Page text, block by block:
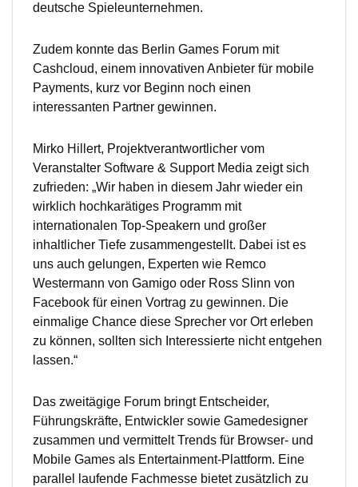
deutsche Spieleunternehmen.
Zudem konnte das Berlin Games Forum mit
Cashcloud, einem innovativen Anbieter für mobile
Payments, kurz vor Beginn noch einen
interessanten Partner gewinnen.
Mirko Hillert, Projektverantwortlicher vom
Veranstalter Software & Support Media zeigt sich
zufrieden: „Wir haben in diesem Jahr wieder ein
wirklich hochkarätiges Programm mit
internationalen Top-Speakern und großer
inhaltlicher Tiefe zusammengestellt. Dabei ist es
uns auch gelungen, Experten wie Remco
Westermann von Gamigo oder Ross Slinn von
Facebook für einen Vortrag zu gewinnen. Die
einmalige Chance diese Sprecher vor Ort erleben
zu können, sollten sich Interessierte nicht entgehen
lassen.“
Das zweitägige Forum bringt Entscheider,
Führungskräfte, Entwickler sowie Gamedesigner
zusammen und vermittelt Trends für Browser- und
Mobile Games als Entertainment-Plattform. Eine
parallel laufende Fachmesse bietet zusätzlich zu